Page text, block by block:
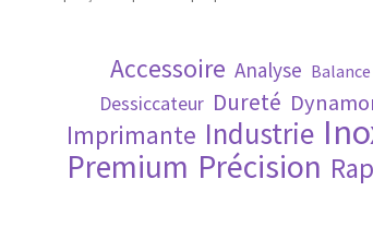
Accessoire Analyse Balance
Dessiccateur Dureté
Imprimante Industrie
Premium Précision